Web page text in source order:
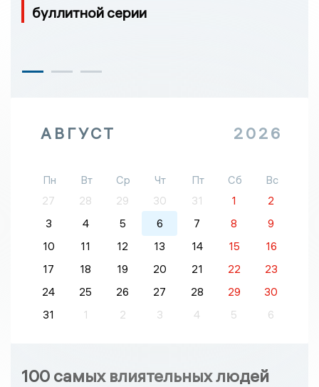
буллитной серии
АВГУСТ 2026
Пн Вт Ср Чт Пт Сб
Вс
27
28 29 30 31 1
2
3
4 5 6 7 8
9
10
11 12 13 14 15
16
17
18 19 20 21 22
23
24
25 26 27 28 29
30
31
1 2 3 4 5 6
100 самых влиятельных людей